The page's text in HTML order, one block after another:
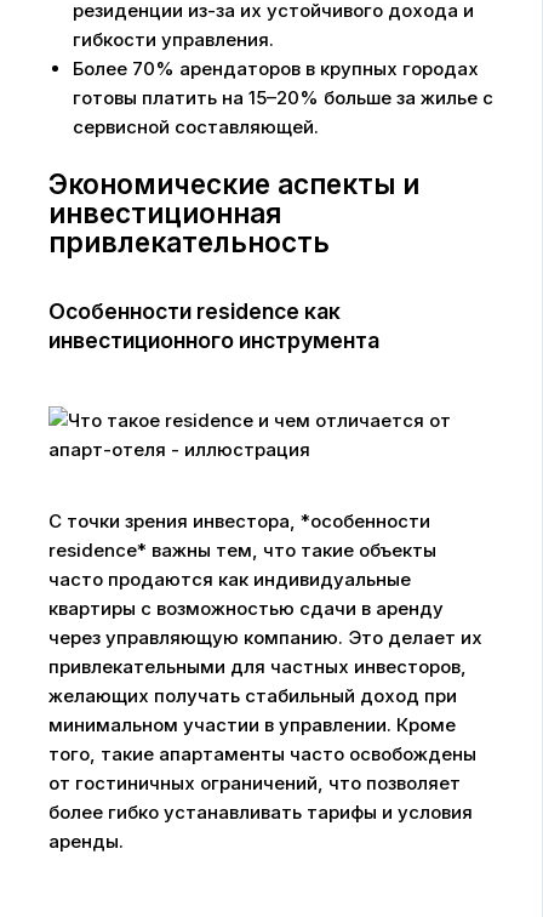
резиденции из-за их устойчивого дохода и
гибкости управления.
Более 70% арендаторов в крупных городах
готовы платить на 15–20% больше за жилье с
сервисной составляющей.
Экономические аспекты и
инвестиционная
привлекательность
Особенности residence как
инвестиционного инструмента
С точки зрения инвестора, *особенности
residence* важны тем, что такие объекты
часто продаются как индивидуальные
квартиры с возможностью сдачи в аренду
через управляющую компанию. Это делает их
привлекательными для частных инвесторов,
желающих получать стабильный доход при
минимальном участии в управлении. Кроме
того, такие апартаменты часто освобождены
от гостиничных ограничений, что позволяет
более гибко устанавливать тарифы и условия
аренды.